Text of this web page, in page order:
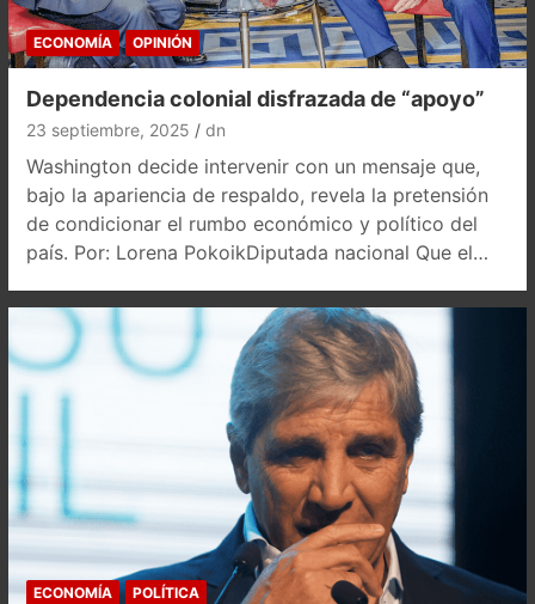
ECONOMÍA OPINIÓN
Dependencia colonial disfrazada de “apoyo”
23 septiembre, 2025 dn
Washington decide intervenir con un mensaje que,
bajo la apariencia de respaldo, revela la pretensión
de condicionar el rumbo económico y político del
país. Por: Lorena PokoikDiputada nacional Que el…
ECONOMÍA POLÍTICA